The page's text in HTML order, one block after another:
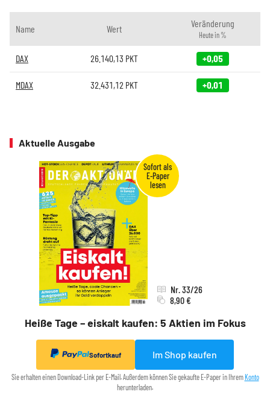
Name Wert Veränderung
Heute in %
DAX 26.140,13 PKT +0,05
MDAX 32.431,12 PKT +0,01
Aktuelle Ausgabe
Heiße Tage – eiskalt kaufen: 5 Aktien im Fokus
Nr. 33/26
8,90 €
Sofortkauf Im Shop kaufen
Sie erhalten einen Download-Link per E-Mail. Außerdem können Sie gekaufte E-Paper in Ihrem Konto
herunterladen.